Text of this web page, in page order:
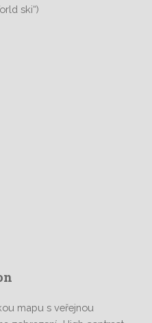
ski“)
mapu s veřejnou